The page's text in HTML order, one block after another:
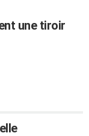
une tiroir